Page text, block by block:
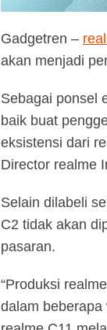
Gadgetren –
akan menjadi
Sebagai ponsel
baik buat
eksistensi dari
Director realme
Selain dilabeli
C2 tidak akan
pasaran.
“Produksi
dalam beberapa